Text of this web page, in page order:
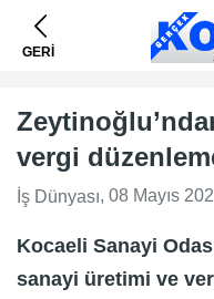
GERİ
vergi
İş Dünyası, 08 Mayıs
Kocaeli Sanayi
sanayi üretimi ve